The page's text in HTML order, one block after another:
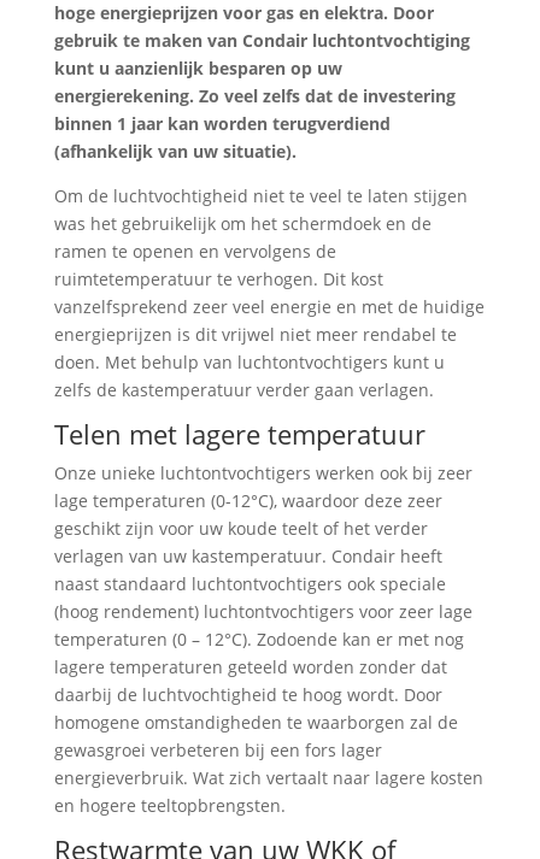
hoge energieprijzen voor gas en elektra. Door
gebruik te maken van Condair luchtontvochtiging
kunt u aanzienlijk besparen op uw
energierekening. Zo veel zelfs dat de investering
binnen 1 jaar kan worden terugverdiend
(afhankelijk van uw situatie).
Om de luchtvochtigheid niet te veel te laten stijgen
was het gebruikelijk om het schermdoek en de
ramen te openen en vervolgens de
ruimtetemperatuur te verhogen. Dit kost
vanzelfsprekend zeer veel energie en met de huidige
energieprijzen is dit vrijwel niet meer rendabel te
doen. Met behulp van luchtontvochtigers kunt u
zelfs de kastemperatuur verder gaan verlagen.
Telen met lagere temperatuur
Onze unieke luchtontvochtigers werken ook bij zeer
lage temperaturen (0-12°C), waardoor deze zeer
geschikt zijn voor uw koude teelt of het verder
verlagen van uw kastemperatuur. Condair heeft
naast standaard luchtontvochtigers ook speciale
(hoog rendement) luchtontvochtigers voor zeer lage
temperaturen (0 – 12°C). Zodoende kan er met nog
lagere temperaturen geteeld worden zonder dat
daarbij de luchtvochtigheid te hoog wordt. Door
homogene omstandigheden te waarborgen zal de
gewasgroei verbeteren bij een fors lager
energieverbruik. Wat zich vertaalt naar lagere kosten
en hogere teeltopbrengsten.
Restwarmte van uw WKK of